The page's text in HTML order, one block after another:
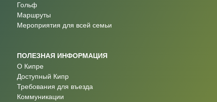
Гольф
Маршруты
Мероприятия для всей семьи
ПОЛЕЗНАЯ ИНФОРМАЦИЯ
О Кипре
Доступный Кипр
Требования для въезда
Коммуникации